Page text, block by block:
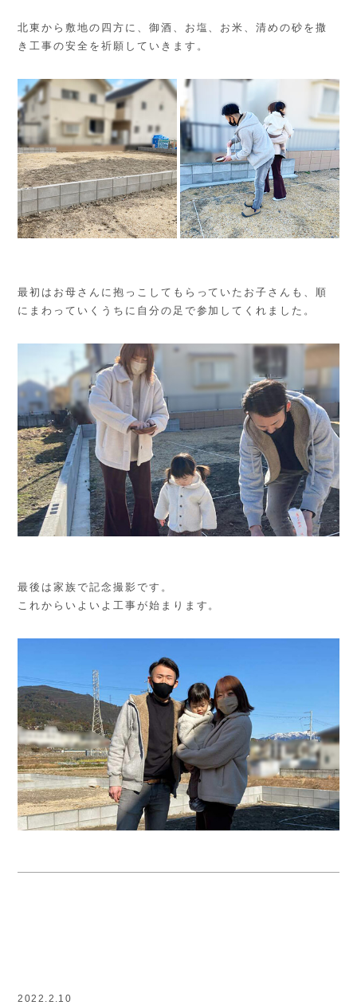
北東から敷地の四方に、御酒、お塩、お米、清めの砂を撒
き工事の安全を祈願していきます。
最初はお母さんに抱っこしてもらっていたお子さんも、順
にまわっていくうちに自分の足で参加してくれました。
最後は家族で記念撮影です。
これからいよいよ工事が始まります。
2022.2.10